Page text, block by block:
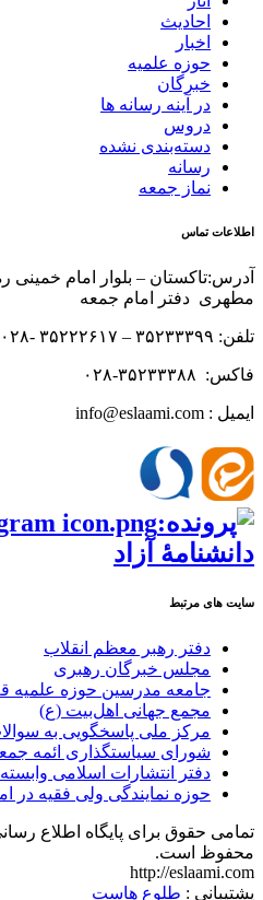
احادیث
اخبار
حوزه علمیه
خبرگان
در آینه رسانه ها
دروس
دسته‌بندی نشده
رسانه
نماز جمعه
اطلاعات تماس
آدرس:تاکستان – بلوار امام خمینی
مطهری دفتر امام جمعه
تلفن: ۳۵۲۳۳۳۹۹ – ۳۵۲۲۲۶۱۷ -۰۲۸
فاکس: ۳۵۲۳۳۳۸۸-۰۲۸
ایمیل : info@eslaami.com
سایت های مرتبط
دفتر رهبر معظم انقلاب
مجلس خبرگان رهبری
جامعه مدرسین حوزه علمیه
مجمع جهانی اهل‌بیت (ع)
مرکز ملی پاسخگویی به
شورای سیاستگذاری ائمه
دفتر انتشارات اسلامی
حوزه نمایندگی ولی فقیه در
تمامی حقوق برای پایگاه اطلاع
محفوظ است.
http://eslaami.com
پشتیبانی : طلوع هاست